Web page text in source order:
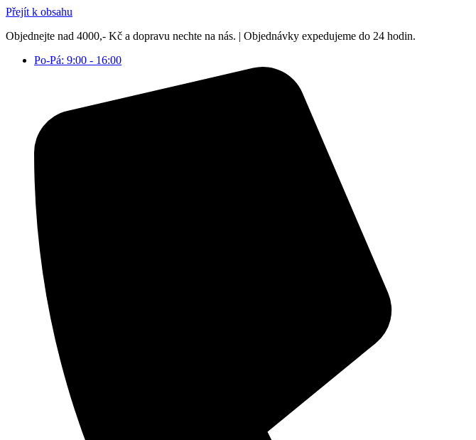
Přejít k obsahu
Objednejte nad 4000,- Kč a dopravu nechte na nás. | Objednávky expedujeme do 24 hodin.
Po-Pá: 9:00 - 16:00